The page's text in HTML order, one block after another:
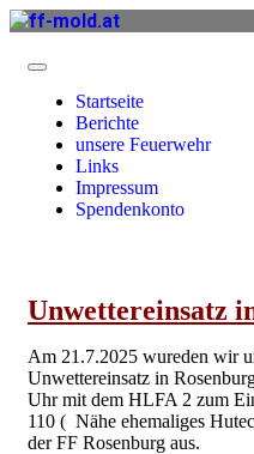
Startseite
Berichte
unsere Feuerwehr
Links
Impressum
Spendenkonto
Unwettereinsatz
Am 21.7.2025 wureden wir
Unwettereinsatz in
Uhr mit dem HLFA 2 zum
110 ( Nähe ehemaliges
der FF Rosenburg aus.